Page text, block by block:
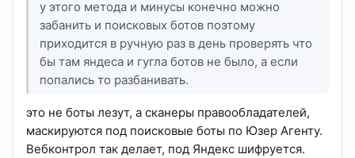
у этого метода и минусы конечно можно
забанить и поисковых ботов поэтому
приходится в ручную раз в день проверять что
бы там яндеса и гугла ботов не было, а если
попались то разбанивать.
это не боты лезут, а сканеры правообладателей,
маскируются под поисковые боты по Юзер Агенту.
Вебконтрол так делает, под Яндекс шифруется.